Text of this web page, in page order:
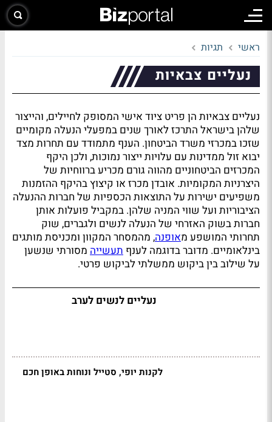
ראשי תגיות
נעליים צבאיות
נעליים צבאיות הן פריט ציוד אישי המסופק לחיילים, והייצור
שלהן בישראל התרכז לאורך שנים במפעלי הנעלה מקומיים
שזכו במכרזי משרד הביטחון. הענף מתמודד עם תחרות מצד
יבוא זול ממדינות עם עלויות ייצור נמוכות, ולכן היקף
המכרזים הביטחוניים מהווה גורם מכריע ברווחיות של
היצרניות המקומיות. אובדן מכרז או קיצוץ בהיקף ההזמנות
משפיעים ישירות על התוצאות הכספיות של חברות ההנעלה
הציבוריות ועל שווי המניה שלהן. במקביל פועלות אותן
חברות בשוק האזרחי של הנעלה לנשים ולגברים, שוק
תחרותי המושפע מאופנה, מהמסחר המקוון ומכניסת מותגים
בינלאומיים. מדובר בדוגמה לענף תעשייה מסורתי שנשען
על שילוב בין ביקוש ממשלתי לביקוש פרטי.
נעליים לנשים לערב
לקנות יופי, סטייל ונוחות באופן חכם